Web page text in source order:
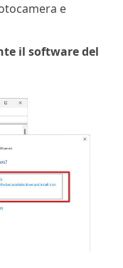
e
il software del